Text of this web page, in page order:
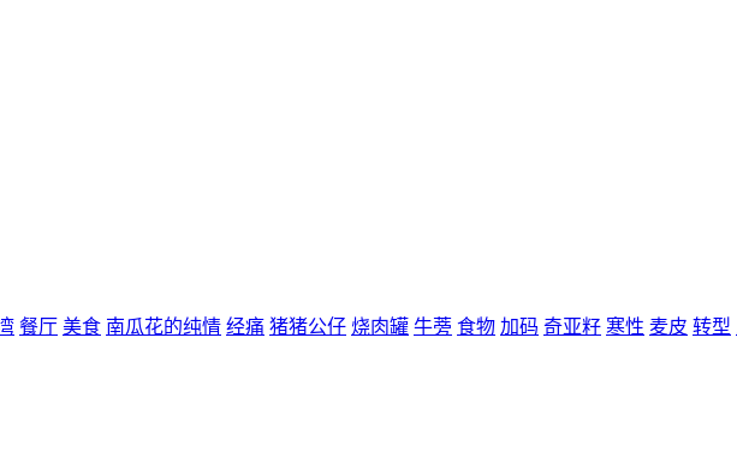
餐厅 美食 南瓜花的纯情 经痛 猪猪公仔 烧肉罐 牛蒡 食物 加码 奇亚籽 寒性 麦皮 转型